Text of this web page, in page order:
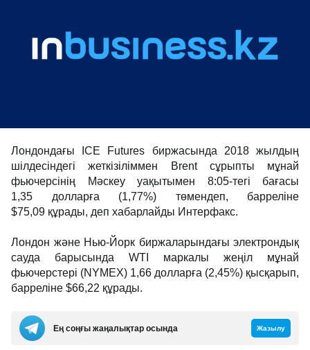
Лондондағы ICE Futures биржасында 2018 жылдың
шілдесіндегі жеткізіліммен Brent сұрыпты мұнай
фьючерсінің Мәскеу уақытымен 8:05-тегі бағасы
1,35 долларға (1,77%) төмендеп, барреліне
$75,09 құрады, деп хабарлайды Интерфакс.
Лондон және Нью-Йорк биржаларындағы электрондық
сауда барысында WTI маркалы жеңіл мұнай
фьючерстері (NYMEX) 1,66 долларға (2,45%) қысқарып,
барреліне $66,22 құрады.
Ең соңғы жаңалықтар осында Жазылу